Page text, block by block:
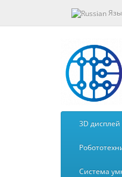
3D дисплей
Система